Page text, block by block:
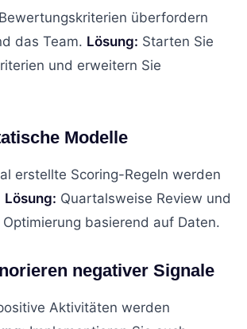
überfordern
das Team. Lösung: Starten Sie
und erweitern Sie
Modelle
erstellte Scoring-Regeln werden
Lösung: Quartalsweise Review und
basierend auf Daten.
negativer Signale
Aktivitäten werden